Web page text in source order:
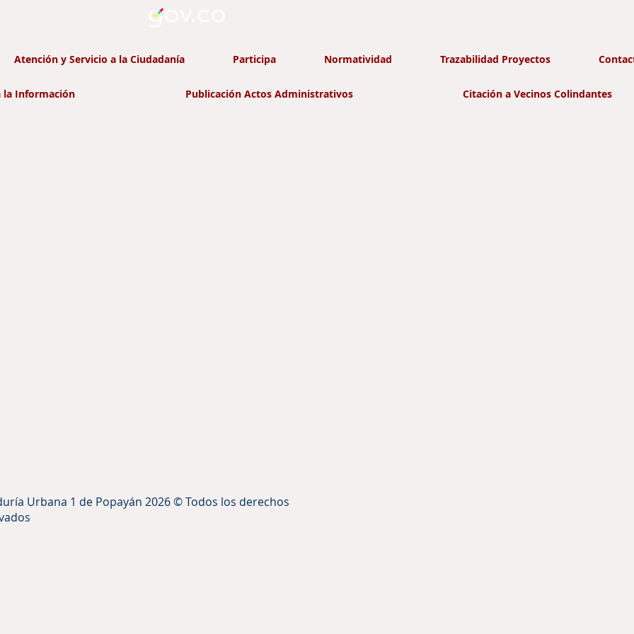
Atención y Servicio a la Ciudadanía Participa Normatividad Trazabilidad Proyectos
la Información Publicación Actos Administrativos Citación a Vecinos Colindantes
Urbana 1 de Popayán 2026 © Todos los derechos